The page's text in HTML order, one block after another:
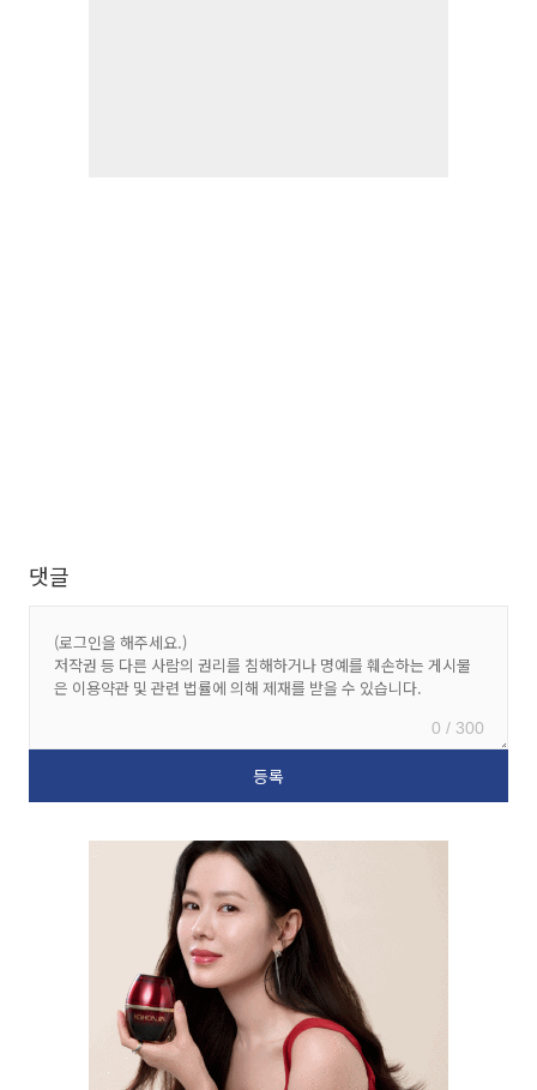
댓글
0 / 300